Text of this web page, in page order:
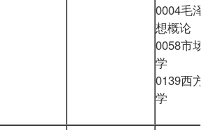
0004毛泽
想概论
0058市场
学
0139西方
学